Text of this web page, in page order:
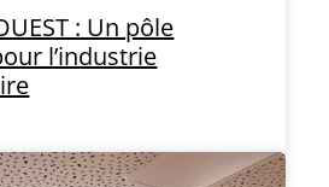
: Un pôle
l’industrie